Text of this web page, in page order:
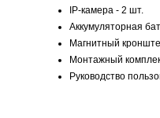
IP-камера - 2 шт.
Аккумуляторная
Магнитный
Монтажный
Руководство